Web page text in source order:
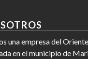
una empresa del
en el municipio de